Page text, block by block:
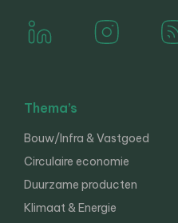
Thema’s
Bouw/Infra & Vastgoed
Circulaire economie
Duurzame producten
Klimaat & Energie